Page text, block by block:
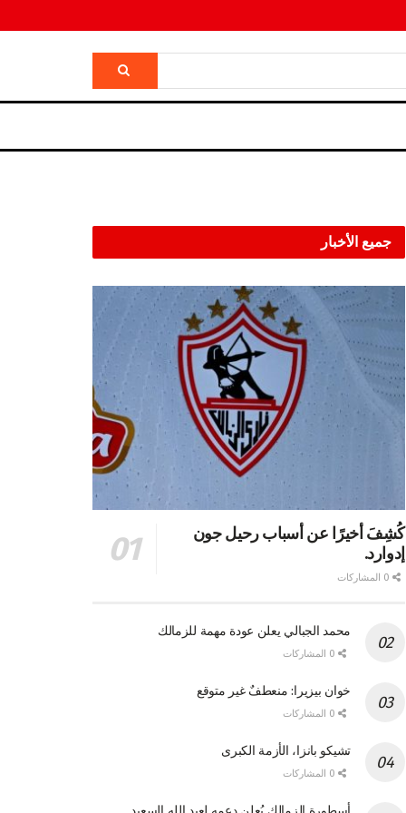
جميع الأخبار
كُشِفَ أخيرًا عن أسباب رحيل جون
إدوارد.
محمد الجبالي يعلن عودة مهمة للزمالك
خوان بيزيرا: منعطفٌ غير متوقع
تشيكو بانزا، الأزمة الكبرى